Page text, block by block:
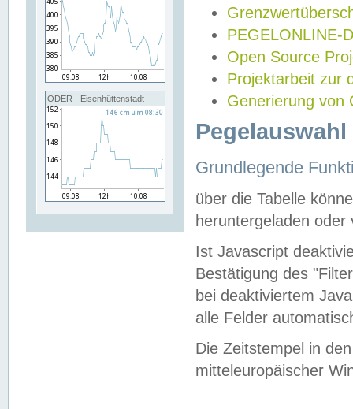
ODER - Eisenhüttenstadt
PEGELONLINE-
Open Source
Projektarbeit zur
Generierung von
Grundlegende
über die Tabelle
heruntergeladen oder
Ist Javascript
Bestätigung des
bei deaktiviertem
alle Felder
Die Zeitstempel in
mitteleuropäischer